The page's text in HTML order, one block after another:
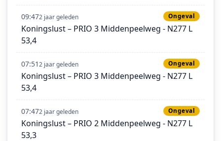
09:472 jaar geleden Ongeval
Koningslust – PRIO 3 Middenpeelweg - N277 L
53,4
07:512 jaar geleden Ongeval
Koningslust – PRIO 3 Middenpeelweg - N277 L
53,4
07:472 jaar geleden Ongeval
Koningslust – PRIO 2 Middenpeelweg - N277 L
53,3